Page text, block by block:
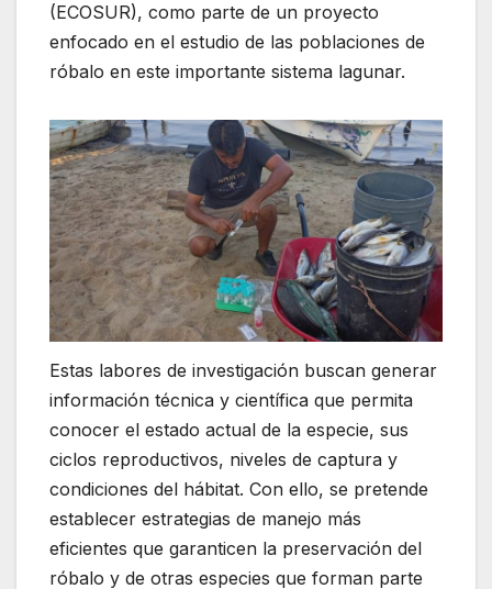
(ECOSUR), como parte de un proyecto
enfocado en el estudio de las poblaciones de
róbalo en este importante sistema lagunar.
Estas labores de investigación buscan generar
información técnica y científica que permita
conocer el estado actual de la especie, sus
ciclos reproductivos, niveles de captura y
condiciones del hábitat. Con ello, se pretende
establecer estrategias de manejo más
eficientes que garanticen la preservación del
róbalo y de otras especies que forman parte